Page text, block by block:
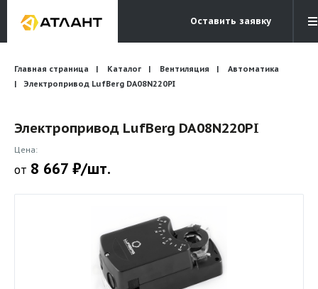
Оставить заявку
Электронная почта
info@atlantcompany.ru
Бесплатный звонок
8 (495) 532-45-07
Акции
Каталоги
Бланки запросов
Главная страница Каталог Вентиляция
Автоматика
Электропривод LufBerg DA08N220PI
Электропривод LufBerg DA08N220PI
Цена:
от 8 667 ₽/шт.